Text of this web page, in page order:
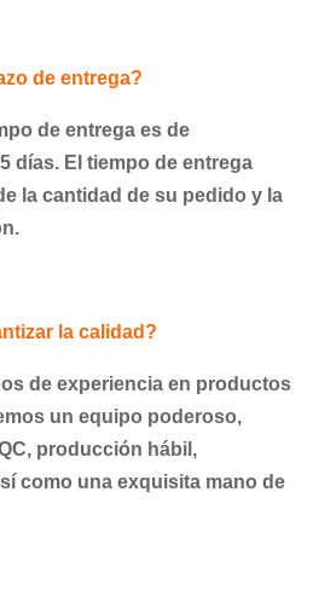
de entrega?
de entrega es de
días. El tiempo de entrega
la cantidad de su pedido y la
la calidad?
de experiencia en productos
un equipo poderoso,
producción hábil,
como una exquisita mano de